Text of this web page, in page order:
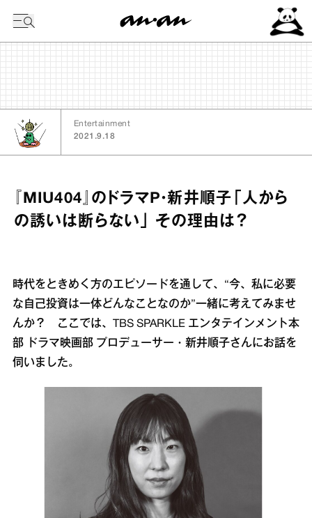
Entertainment
2021.9.18
『MIU404』のドラマP・新井順子「人から
の誘いは断らない」 その理由は？
時代をときめく方のエピソードを通して、“今、私に必要
な自己投資は一体どんなことなのか”一緒に考えてみませ
んか？ ここでは、TBS SPARKLE エンタテインメント本
部 ドラマ映画部 プロデューサー・新井順子さんにお話を
伺いました。